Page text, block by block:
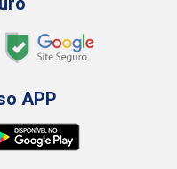
APP